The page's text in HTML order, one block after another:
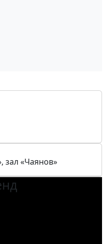
зал «Чаянов»